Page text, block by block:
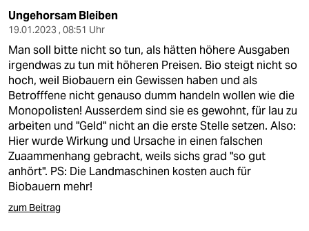
Ungehorsam Bleiben
19.01.2023 , 08:51 Uhr
Man soll bitte nicht so tun, als hätten höhere Ausgaben
irgendwas zu tun mit höheren Preisen. Bio steigt nicht so
hoch, weil Biobauern ein Gewissen haben und als
Betrofffene nicht genauso dumm handeln wollen wie die
Monopolisten! Ausserdem sind sie es gewohnt, für lau zu
arbeiten und "Geld" nicht an die erste Stelle setzen. Also:
Hier wurde Wirkung und Ursache in einen falschen
Zuaammenhang gebracht, weils sichs grad "so gut
anhört". PS: Die Landmaschinen kosten auch für
Biobauern mehr!
zum Beitrag